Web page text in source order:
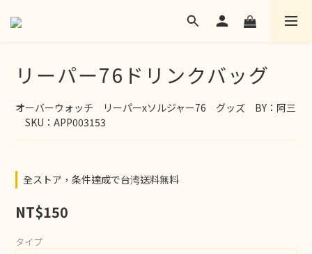
リーパー76ドリンクバッグ
オーバーウォッチ　リーパーxソルジャー76　グッズ　BY：阿三
SKU：APP003153
全ストア，条件達成で台湾送料無料
NT$150
タイプ